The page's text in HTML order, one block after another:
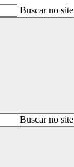
Buscar no site
BuscarBuscar no site